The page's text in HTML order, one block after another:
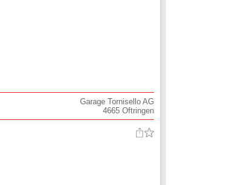
Garage Tornisello AG
4665 Oftringen